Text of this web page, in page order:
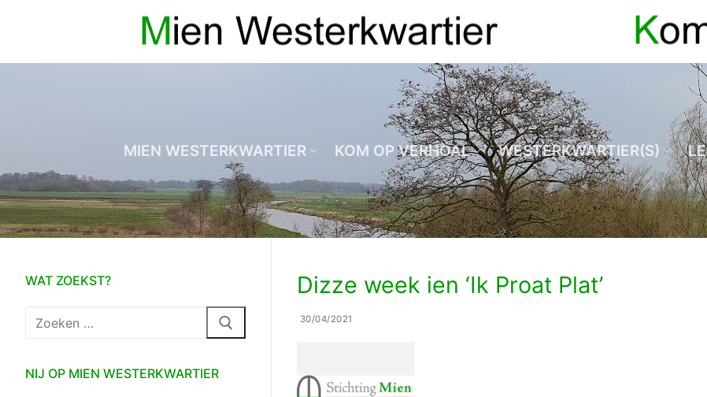
inhoud
MIEN WESTERKWARTIER KOM OP VERHOAL WESTERKWARTIER(S)
Dizze week ien ‘Ik Proat Plat’
30/04/2021
WAT ZOEKST?
Zoeken
NIJ OP MIEN WESTERKWARTIER